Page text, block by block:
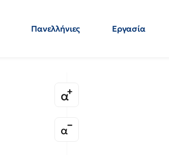
Πανελλήνιες Εργασία